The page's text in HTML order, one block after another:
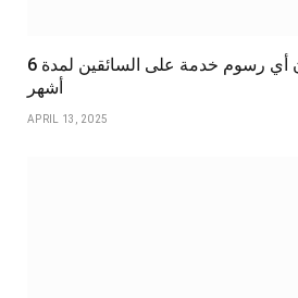
الآن في “جدة” وبدون أي رسوم خدمة على السائقين لمدة 6
أشهر
APRIL 13, 2025